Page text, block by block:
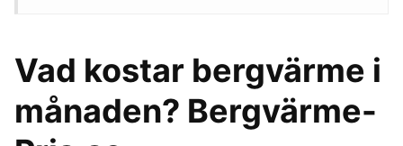
Vad kostar bergvärme i
månaden? Bergvärme-